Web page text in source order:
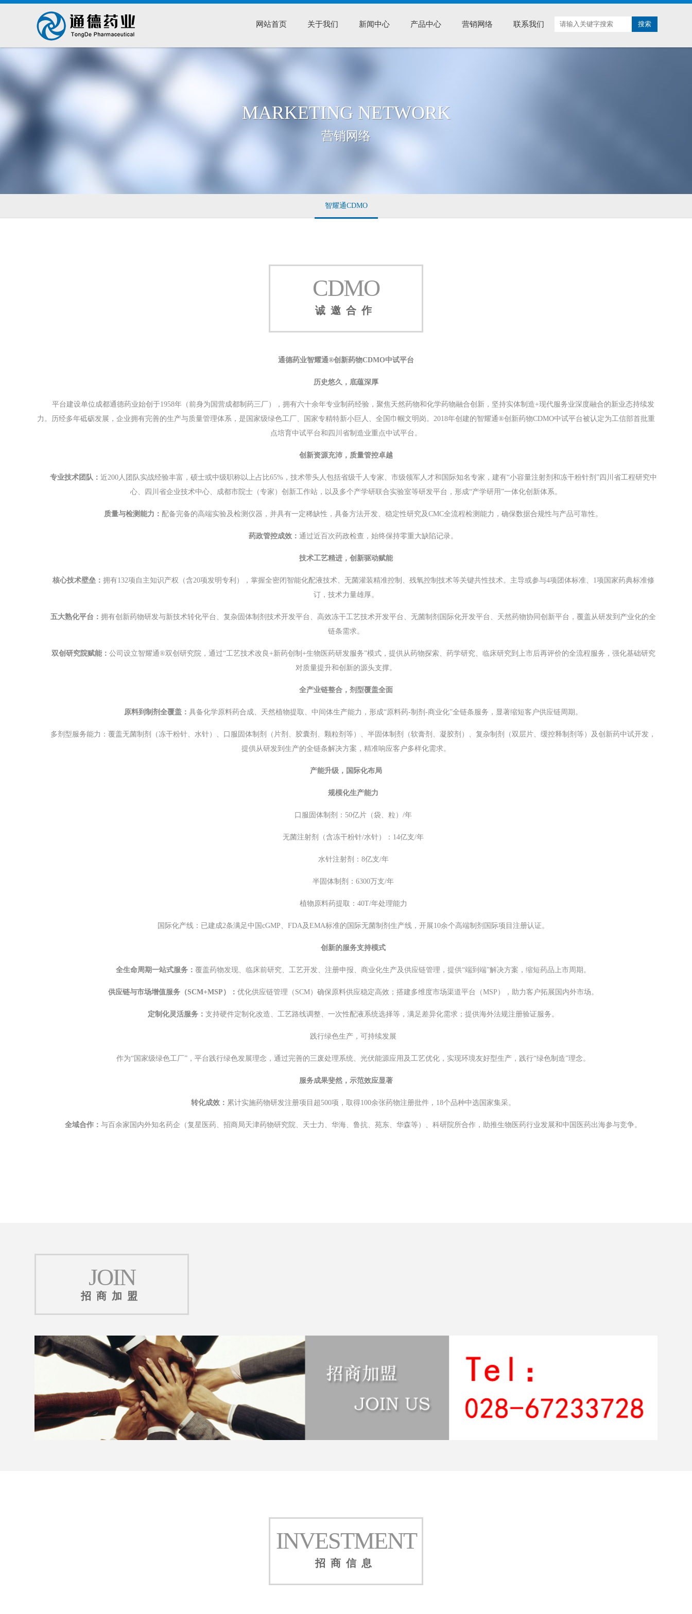
网站首页 关于我们 新闻中心 产品中心 营销网络 联系我们
MARKETING NETWORK
营销网络
智耀通CDMO
CDMO
诚邀合作
通德药业智耀通®创新药物CDMO中试平台
历史悠久，底蕴深厚
平台建设单位成都通德药业始创于1958年（前身为国营成都制药三厂），拥有六十余年专业制药经验，聚焦天然药物和化学药物融合创新，坚持实体制造+现代服务业深度融合的新业态持续发
力。历经多年砥砺发展，企业拥有完善的生产与质量管理体系，是国家级绿色工厂、国家专精特新小巨人、全国巾帼文明岗。2018年创建的智耀通®创新药物CDMO中试平台被认定为工信部首批重
点培育中试平台和四川省制造业重点中试平台。
创新资源充沛，质量管控卓越
专业技术团队： 近200人团队实战经验丰富，硕士或中级职称以上占比65%，技术带头人包括省级千人专家、市级领军人才和国际知名专家，建有“小容量注射剂和冻干粉针剂”四川省工程研究中
心、四川省企业技术中心、成都市院士（专家）创新工作站，以及多个产学研联合实验室等研发平台，形成“产学研用”一体化创新体系。
质量与检测能力： 配备完备的高端实验及检测仪器，并具有一定稀缺性，具备方法开发、稳定性研究及CMC全流程检测能力，确保数据合规性与产品可靠性。
药政管控成效： 通过近百次药政检查，始终保持零重大缺陷记录。
技术工艺精进，创新驱动赋能
核心技术壁垒： 拥有132项自主知识产权（含20项发明专利），掌握全密闭智能化配液技术、无菌灌装精准控制、残氧控制技术等关键共性技术。主导或参与4项团体标准、1项国家药典标准修
订，技术力量雄厚。
五大熟化平台： 拥有创新药物研发与新技术转化平台、复杂固体制剂技术开发平台、高效冻干工艺技术开发平台、无菌制剂国际化开发平台、天然药物协同创新平台，覆盖从研发到产业化的全
链条需求。
双创研究院赋能： 公司设立智耀通®双创研究院，通过“工艺技术改良+新药创制+生物医药研发服务”模式，提供从药物探索、药学研究、临床研究到上市后再评价的全流程服务，强化基础研究
对质量提升和创新的源头支撑。
全产业链整合，剂型覆盖全面
原料到制剂全覆盖： 具备化学原料药合成、天然植物提取、中间体生产能力，形成“原料药-制剂-商业化”全链条服务，显著缩短客户供应链周期。
多剂型服务能力：覆盖无菌制剂（冻干粉针、水针）、口服固体制剂（片剂、胶囊剂、颗粒剂等）、半固体制剂（软膏剂、凝胶剂）、复杂制剂（双层片、缓控释制剂等）及创新药中试开发，
提供从研发到生产的全链条解决方案，精准响应客户多样化需求。
产能升级，国际化布局
规模化生产能力
口服固体制剂：50亿片（袋、粒）/年
无菌注射剂（含冻干粉针/水针）：14亿支/年
水针注射剂：8亿支/年
半固体制剂：6300万支/年
植物原料药提取：40T/年处理能力
国际化产线：已建成2条满足中国cGMP、FDA及EMA标准的国际无菌制剂生产线，开展10余个高端制剂国际项目注册认证。
创新的服务支持模式
全生命周期一站式服务： 覆盖药物发现、临床前研究、工艺开发、注册申报、商业化生产及供应链管理，提供“端到端”解决方案，缩短药品上市周期。
供应链与市场增值服务（SCM+MSP）： 优化供应链管理（SCM）确保原料供应稳定高效；搭建多维度市场渠道平台（MSP），助力客户拓展国内外市场。
定制化灵活服务： 支持硬件定制化改造、工艺路线调整、一次性配液系统选择等，满足差异化需求；提供海外法规注册验证服务。
践行绿色生产，可持续发展
作为“国家级绿色工厂”，平台践行绿色发展理念，通过完善的三废处理系统、光伏能源应用及工艺优化，实现环境友好型生产，践行“绿色制造”理念。
服务成果斐然，示范效应显著
转化成效： 累计实施药物研发注册项目超500项，取得100余张药物注册批件，18个品种中选国家集采。
全域合作： 与百余家国内外知名药企（复星医药、招商局天津药物研究院、天士力、华海、鲁抗、苑东、华森等）、科研院所合作，助推生物医药行业发展和中国医药出海参与竞争。
JOIN
招商加盟
INVESTMENT
招商信息